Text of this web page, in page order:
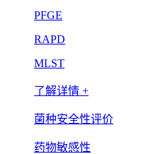
PFGE
RAPD
MLST
了解详情 +
菌种安全性评价
药物敏感性